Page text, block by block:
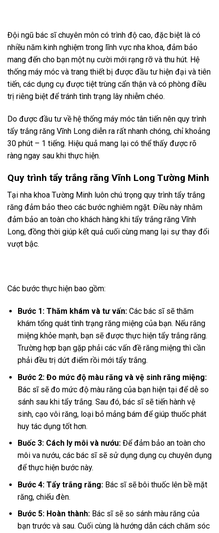
Đội ngũ bác sĩ chuyên môn có trình độ cao, đặc biệt là có
nhiều năm kinh nghiệm trong lĩnh vực nha khoa, đảm bảo
mang đến cho bạn một nụ cười mới rạng rỡ và thu hút. Hệ
thống máy móc và trang thiết bị được đầu tư hiện đại và tiên
tiến, các dụng cụ được tiệt trùng cẩn thận và có phòng điều
trị riêng biệt để tránh tình trạng lây nhiễm chéo.
Do được đầu tư về hệ thống máy móc tân tiến nên quy trình
tẩy trắng răng Vĩnh Long diễn ra rất nhanh chóng, chỉ khoảng
30 phút – 1 tiếng. Hiệu quả mang lại có thể thấy được rõ
ràng ngay sau khi thực hiện.
Quy trình tẩy trắng răng Vĩnh Long Tường Minh
Tại nha khoa Tường Minh luôn chú trọng quy trình tẩy trắng
răng đảm bảo theo các bước nghiêm ngặt. Điều này nhằm
đảm bảo an toàn cho khách hàng khi tẩy trắng răng Vĩnh
Long, đồng thời giúp kết quả cuối cùng mang lại sự thay đổi
vượt bậc.
Các bước thực hiện bao gồm:
Bước 1: Thăm khám và tư vấn:Các bác sĩ sẽ thăm
khám tổng quát tình trạng răng miệng của bạn. Nếu răng
miệng khỏe mạnh, bạn sẽ được thực hiện tẩy trắng răng.
Trường hợp bạn gặp phải các vấn đề răng miệng thì cần
phải đều trị dứt điểm rồi mới tẩy trắng.
Bước 2: Đo mức độ màu răng và vệ sinh răng miệng:
Bác sĩ sẽ đo mức độ màu răng của bạn hiện tại để dễ so
sánh sau khi tẩy trắng. Sau đó, bác sĩ sẽ tiến hành vệ
sinh, cạo vôi răng, loại bỏ mảng bám để giúp thuốc phát
huy tác dụng tốt hơn.
Buốc 3: Cách ly môi và nướu:Để đảm bảo an toàn cho
môi va nướu, các bác sĩ sẽ sử dụng dụng cụ chuyên dụng
để thực hiện bước này.
Bước 4: Tẩy trắng răng:Bác sĩ sẽ bôi thuốc lên bề mặt
răng, chiếu đèn.
Bước 5: Hoàn thành:Bác sĩ sẽ so sánh màu răng của
bạn trước và sau. Cuối cùng là hướng dẫn cách chăm sóc